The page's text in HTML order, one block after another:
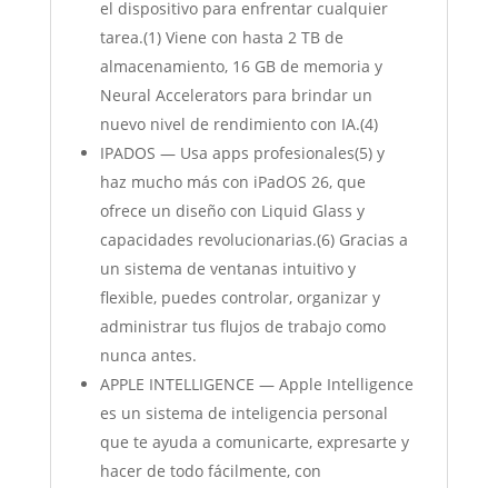
el dispositivo para enfrentar cualquier
tarea.(1) Viene con hasta 2 TB de
almacenamiento, 16 GB de memoria y
Neural Accelerators para brindar un
nuevo nivel de rendimiento con IA.(4)
IPADOS — Usa apps profesionales(5) y
haz mucho más con iPadOS 26, que
ofrece un diseño con Liquid Glass y
capacidades revolucionarias.(6) Gracias a
un sistema de ventanas intuitivo y
flexible, puedes controlar, organizar y
administrar tus flujos de trabajo como
nunca antes.
APPLE INTELLIGENCE — Apple Intelligence
es un sistema de inteligencia personal
que te ayuda a comunicarte, expresarte y
hacer de todo fácilmente, con